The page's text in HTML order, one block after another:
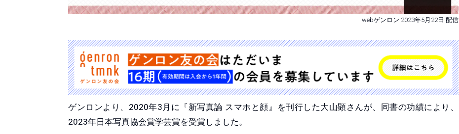
webゲンロン 2023年5月22日 配信
ゲンロンより、2020年3月に『新写真論 スマホと顔』を刊行した大山顕さんが、同書の功績により、
2023年日本写真協会賞学芸賞を受賞しました。